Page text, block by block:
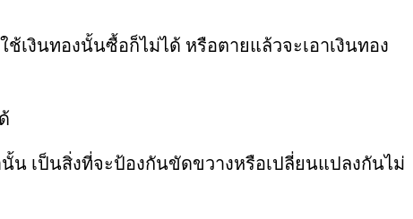
เงินทองนั้นซื้อก็ไม่ได้ หรือตายแล้วจะเอาเงินทอง
น เป็นสิ่งที่จะป้องกันขัดขวางหรือเปลี่ยนแปลงกันไม่